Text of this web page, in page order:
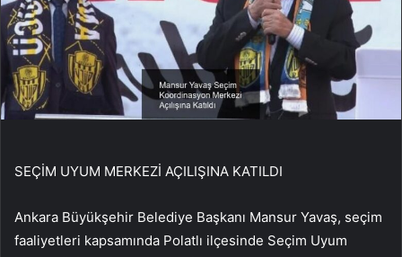
SEÇİM UYUM MERKEZİ AÇILIŞINA KATILDI
Ankara Büyükşehir Belediye Başkanı Mansur Yavaş, seçim
faaliyetleri kapsamında Polatlı ilçesinde Seçim Uyum